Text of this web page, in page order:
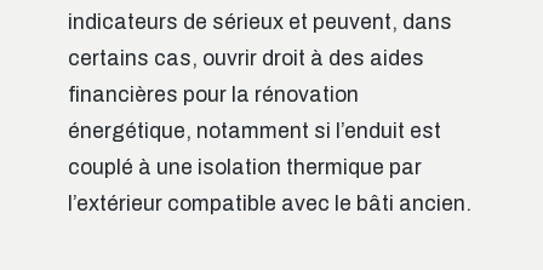
indicateurs de sérieux et peuvent, dans
certains cas, ouvrir droit à des aides
financières pour la rénovation
énergétique, notamment si l’enduit est
couplé à une isolation thermique par
l’extérieur compatible avec le bâti ancien.